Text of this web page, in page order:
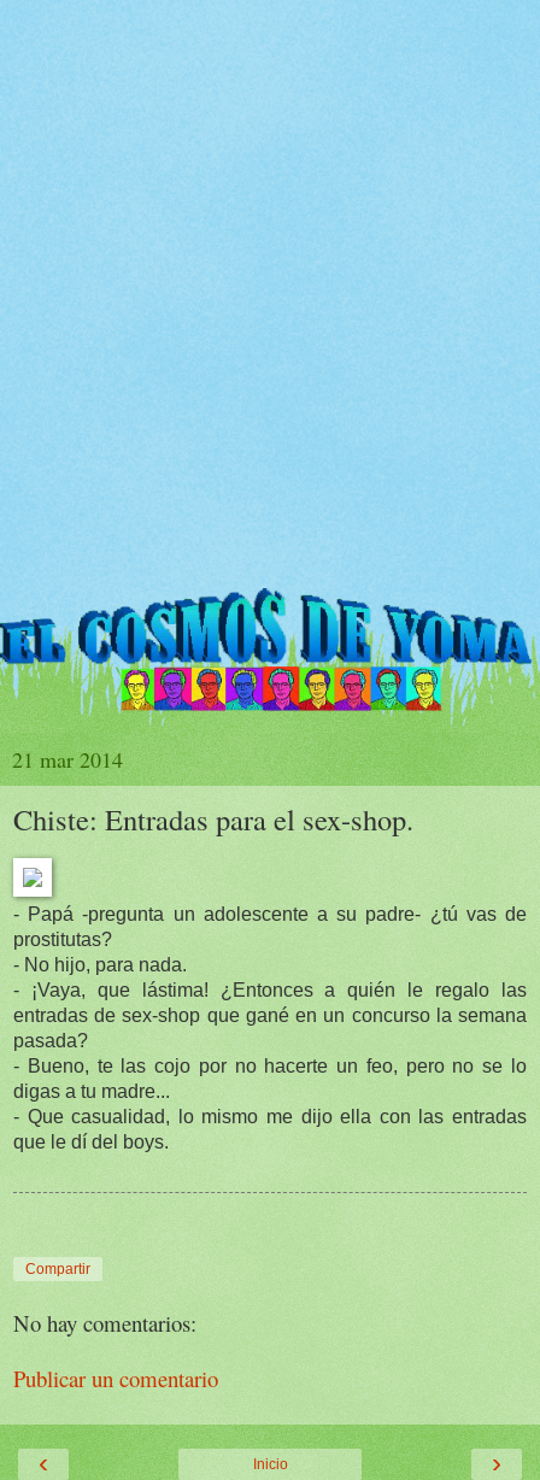
21 mar 2014
Chiste: Entradas para el sex-shop.
- Papá -pregunta un adolescente a su padre- ¿tú vas de
prostitutas?
- No hijo, para nada.
- ¡Vaya, que lástima! ¿Entonces a quién le regalo las
entradas de sex-shop que gané en un concurso la semana
pasada?
- Bueno, te las cojo por no hacerte un feo, pero no se lo
digas a tu madre...
- Que casualidad, lo mismo me dijo ella con las entradas
que le dí del boys.
Compartir
No hay comentarios:
Publicar un comentario
‹ ›
Inicio